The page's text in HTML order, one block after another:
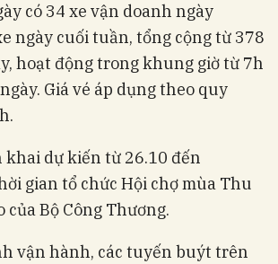
có 34 xe vận doanh ngày
ngày cuối tuần, tổng cộng từ 378
hoạt động trong khung giờ từ 7h
Giá vé áp dụng theo quy
dự kiến từ 26.10 đến
gian tổ chức Hội chợ mùa Thu
Bộ Công Thương.
vận hành, các tuyến buýt trên